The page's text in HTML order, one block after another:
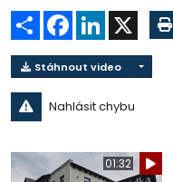
Sdílet Facebook
LinkedIn
Stáhnout video
Nahlásit chybu
01:32